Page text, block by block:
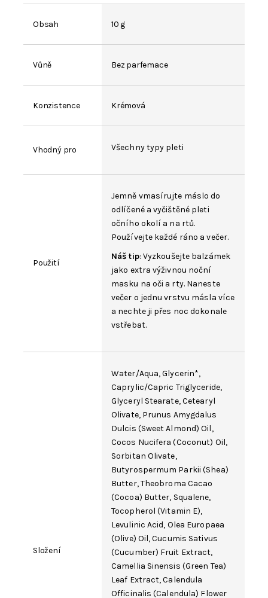
Obsah 10 g
Vůně Bez parfemace
Konzistence Krémová
Vhodný pro Všechny typy pleti
Použití
Jemně vmasírujte máslo do
odlíčené a vyčištěné pleti
očního okolí a na rtů.
Používejte každé ráno a večer.
Náš tip: Vyzkoušejte balzámek
jako extra výživnou noční
masku na oči a rty. Naneste
večer o jednu vrstvu másla více
a nechte ji přes noc dokonale
vstřebat.
Složení
Water/Aqua,Glycerin*,
Caprylic/Capric Triglyceride,
Glyceryl Stearate,Cetearyl
Olivate, Prunus Amygdalus
Dulcis (Sweet Almond) Oil,
Cocos Nucifera (Coconut) Oil,
Sorbitan Olivate,
Butyrospermum Parkii (Shea)
Butter,Theobroma Cacao
(Cocoa) Butter, Squalene,
Tocopherol (Vitamin E),
Levulinic Acid, Olea Europaea
(Olive) Oil, Cucumis Sativus
(Cucumber) Fruit Extract,
Camellia Sinensis (Green Tea)
Leaf Extract, Calendula
Officinalis (Calendula) Flower